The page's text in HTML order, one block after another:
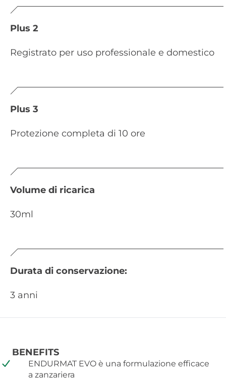
Plus 2
Registrato per uso professionale e domestico
Plus 3
Protezione completa di 10 ore
Volume di ricarica
30ml
Durata di conservazione:
3 anni
BENEFITS
ENDURMAT EVO è una formulazione efficace
a zanzariera